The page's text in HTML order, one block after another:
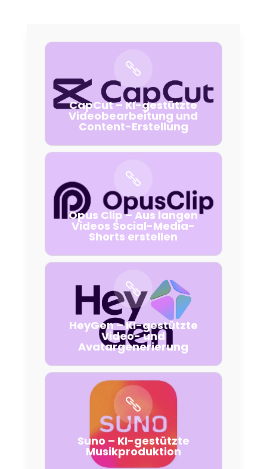
Die KI-Navigatorinnen
CapCut – KI-gestützte
Videobearbeitung und
Content-Erstellung
Opus Clip – Aus langen
Videos Social-Media-
Shorts erstellen
HeyGen – KI-gestützte
Video- und
Avatargenerierung
Suno – KI-gestützte
Musikproduktion